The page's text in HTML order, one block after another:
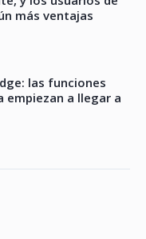
más ventajas
las funciones
empiezan a llegar a